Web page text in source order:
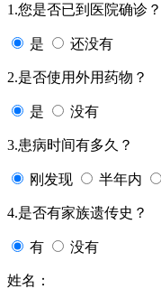
1.您是否已到医院确诊？
是 还没有
2.是否使用外用药物？
是 没有
3.患病时间有多久？
刚发现 半年内
4.是否有家族遗传史？
有 没有
姓名：